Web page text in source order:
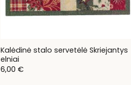
Kalėdinė stalo servetėlė Skriejantys
elniai
6,00 €